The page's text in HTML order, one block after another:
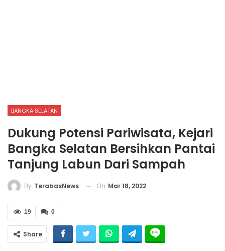
BANGKA SELATAN
Dukung Potensi Pariwisata, Kejari
Bangka Selatan Bersihkan Pantai
Tanjung Labun Dari Sampah
By TerabasNews On Mar 18, 2022
0
19
Share